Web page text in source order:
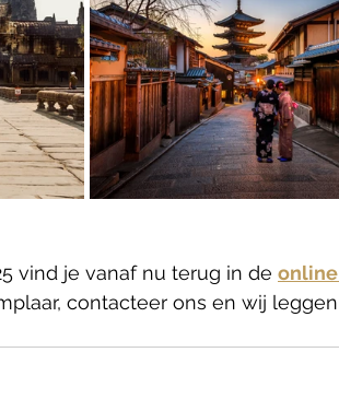
vind je vanaf nu terug in de online
contacteer ons en wij leggen